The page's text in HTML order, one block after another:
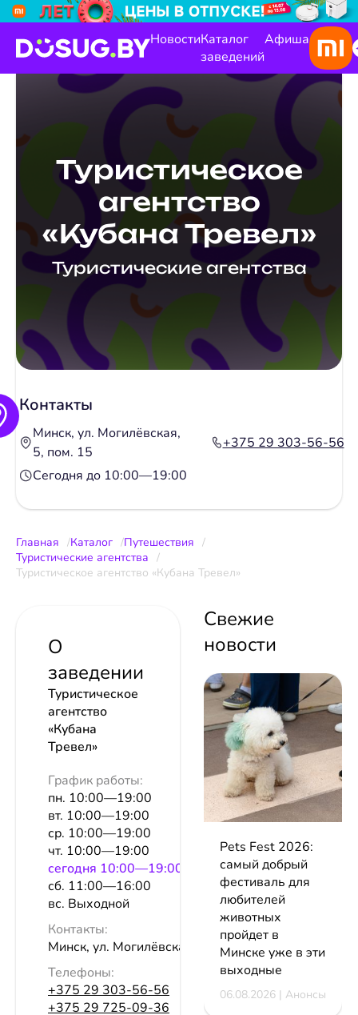
НовостиКаталог
заведений
Афиша
Туристическое
агентство
«Кубана Тревел»
Туристические агентства
Контакты
Минск, ул. Могилёвская,
5, пом. 15
+375 29 303-56-56
Сегодня до 10:00—19:00
Главная Каталог
Путешествия
Туристические агентства
Туристическое агентство «Кубана Тревел»
О
заведении
Туристическое
агентство
«Кубана
Тревел»
График работы:
пн. 10:00—19:00
вт. 10:00—19:00
ср. 10:00—19:00
чт. 10:00—19:00
сeгодня 10:00—19:00
сб. 11:00—16:00
вс. Выходной
Контакты:
Минск, ул. Могилёвская, 5, пом. 15
Телефоны:
+375 29 303-56-56
+375 29 725-09-36
Свежие
новости
Pets Fest 2026:
самый добрый
фестиваль для
любителей
животных
пройдет в
Минске уже в эти
выходные
06.08.2026 | Анонсы